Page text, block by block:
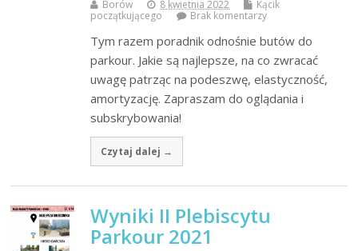
Borów 8 kwietnia 2022
Kącik
początkującego
Brak komentarzy
Tym razem poradnik odnośnie butów do
parkour. Jakie są najlepsze, na co zwracać
uwagę patrząc na podeszwę, elastyczność,
amortyzację. Zapraszam do oglądania i
subskrybowania!
Czytaj dalej →
Wyniki II Plebiscytu
Parkour 2021